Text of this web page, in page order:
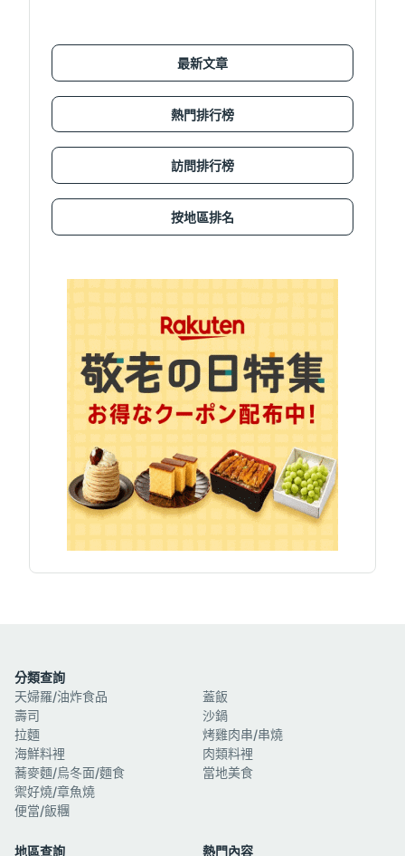
最新文章
熱門排行榜
訪問排行榜
按地區排名
分類查詢
天婦羅/油炸食品
壽司
拉麵
海鮮料裡
蕎麥麵/烏冬面/麵食
禦好燒/章魚燒
便當/飯糰
蓋飯
沙鍋
烤雞肉串/串燒
肉類料裡
當地美食
地區查詢 熱門內容